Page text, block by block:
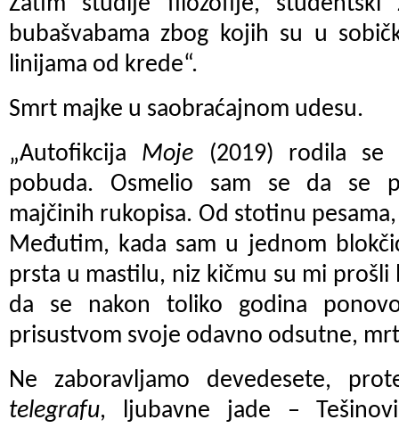
bubašvabama zbog kojih su u
linijama od krede“.
Smrt majke u saobraćajnom udesu.
„Autofikcija Moje (2019) rodila se
pobuda. Оsmelio sam se da se
majčinih rukopisa. Od stotinu
Međutim, kada sam u jednom
prsta u mastilu, niz kičmu su mi prošli
da se nakon toliko godina
prisustvom svoje odavno odsutne,
Ne zaboravljamo devedesete,
telegrafu, ljubavne jade –